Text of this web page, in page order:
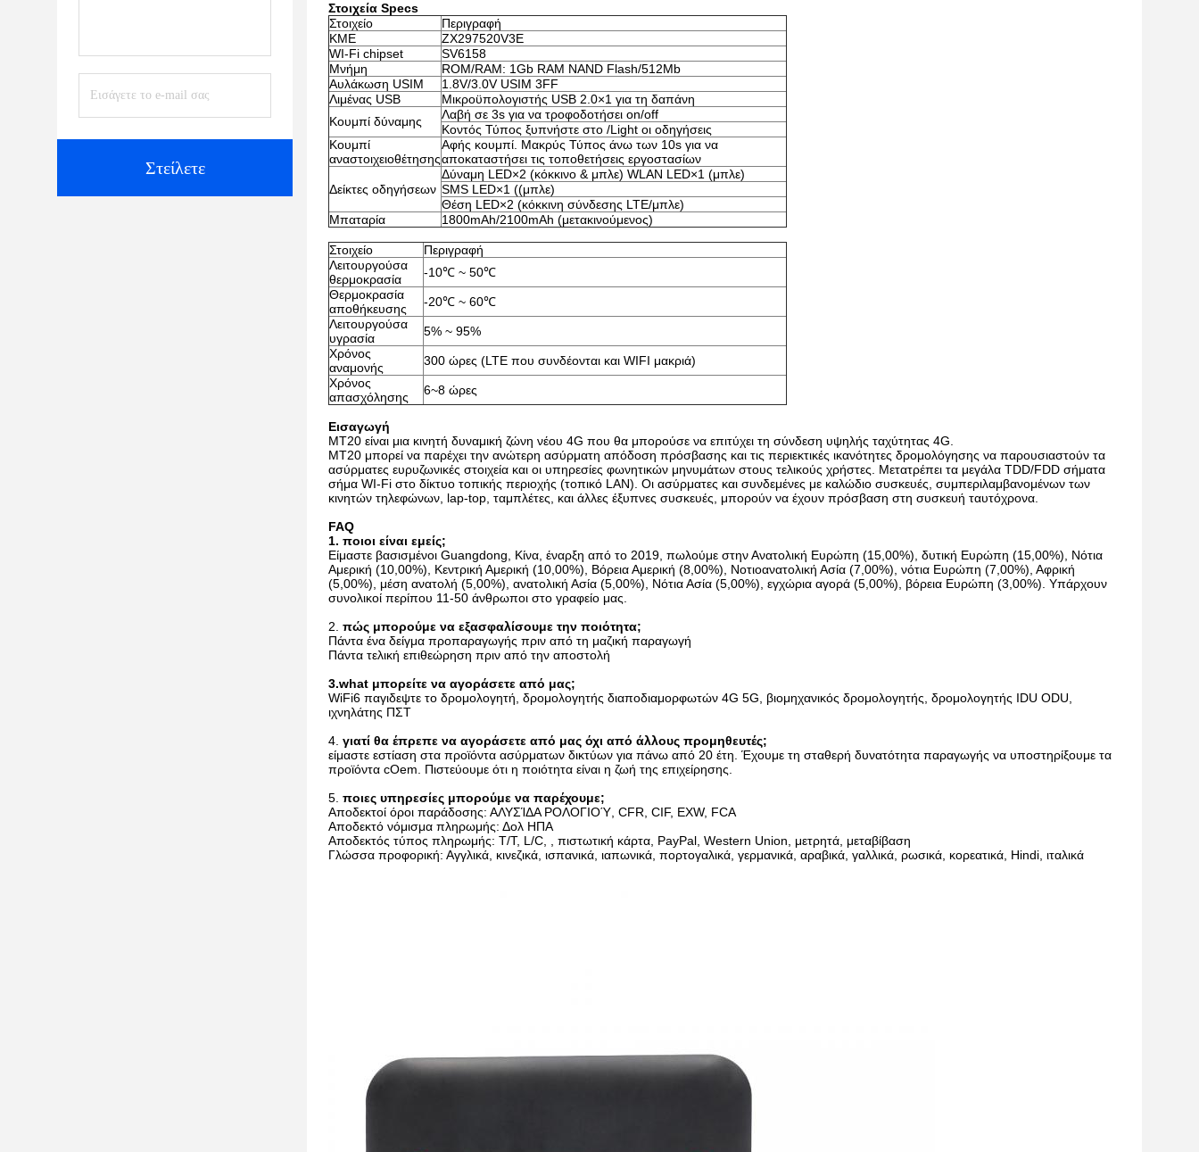
Στείλετε
Στοιχεία Specs
Στοιχείο
Περιγραφή
ΚΜΕ
ZX297520V3E
WI-Fi chipset
SV6158
Μνήμη
ROM/RAM: 1Gb RAM NAND Flash/512Mb
Αυλάκωση USIM
1.8V/3.0V USIM 3FF
Λιμένας USB
Μικροϋπολογιστής USB 2.0×1 για τη δαπάνη
Κουμπί δύναμης
Λαβή σε 3s για να τροφοδοτήσει on/off
Κοντός Τύπος ξυπνήστε στο /Light οι οδηγήσεις
Κουμπί
αναστοιχειοθέτησης
Αφής κουμπί. Μακρύς Τύπος άνω των 10s για να
αποκαταστήσει τις τοποθετήσεις εργοστασίων
Δείκτες οδηγήσεων
Δύναμη LED×2 (κόκκινο & μπλε) WLAN LED×1 (μπλε)
SMS LED×1 ((μπλε)
Θέση LED×2 (κόκκινη σύνδεσης LTE/μπλε)
Μπαταρία
1800mAh/2100mAh (μετακινούμενος)
Στοιχείο
Περιγραφή
Λειτουργούσα
θερμοκρασία
-10℃ ~ 50℃
Θερμοκρασία
αποθήκευσης
-20℃ ~ 60℃
Λειτουργούσα
υγρασία
5% ~ 95%
Χρόνος
αναμονής
300 ώρες (LTE που συνδέονται και WIFI μακριά)
Χρόνος
απασχόλησης
6~8 ώρες
Εισαγωγή
MT20 είναι μια κινητή δυναμική ζώνη νέου 4G που θα μπορούσε να επιτύχει τη σύνδεση υψηλής ταχύτητας 4G.
MT20 μπορεί να παρέχει την ανώτερη ασύρματη απόδοση πρόσβασης και τις περιεκτικές ικανότητες δρομολόγησης να παρουσιαστούν τα
ασύρματες ευρυζωνικές στοιχεία και οι υπηρεσίες φωνητικών μηνυμάτων στους τελικούς χρήστες. Μετατρέπει τα μεγάλα TDD/FDD σήματα
σήμα WI-Fi στο δίκτυο τοπικής περιοχής (τοπικό LAN). Οι ασύρματες και συνδεμένες με καλώδιο συσκευές, συμπεριλαμβανομένων των
κινητών τηλεφώνων, lap-top, ταμπλέτες, και άλλες έξυπνες συσκευές, μπορούν να έχουν πρόσβαση στη συσκευή ταυτόχρονα.
FAQ
1. ποιοι είναι εμείς;
Είμαστε βασισμένοι Guangdong, Κίνα, έναρξη από το 2019, πωλούμε στην Ανατολική Ευρώπη (15,00%), δυτική Ευρώπη (15,00%), Νότια
Αμερική (10,00%), Κεντρική Αμερική (10,00%), Βόρεια Αμερική (8,00%), Νοτιοανατολική Ασία (7,00%), νότια Ευρώπη (7,00%), Αφρική
(5,00%), μέση ανατολή (5,00%), ανατολική Ασία (5,00%), Νότια Ασία (5,00%), εγχώρια αγορά (5,00%), βόρεια Ευρώπη (3,00%). Υπάρχουν
συνολικοί περίπου 11-50 άνθρωποι στο γραφείο μας.
2. πώς μπορούμε να εξασφαλίσουμε την ποιότητα;
Πάντα ένα δείγμα προπαραγωγής πριν από τη μαζική παραγωγή
Πάντα τελική επιθεώρηση πριν από την αποστολή
3.what μπορείτε να αγοράσετε από μας;
WiFi6 παγιδεψτε το δρομολογητή, δρομολογητής διαποδιαμορφωτών 4G 5G, βιομηχανικός δρομολογητής, δρομολογητής IDU ODU,
ιχνηλάτης ΠΣΤ
4. γιατί θα έπρεπε να αγοράσετε από μας όχι από άλλους προμηθευτές;
είμαστε εστίαση στα προϊόντα ασύρματων δικτύων για πάνω από 20 έτη. Έχουμε τη σταθερή δυνατότητα παραγωγής να υποστηρίξουμε τα
προϊόντα cOem. Πιστεύουμε ότι η ποιότητα είναι η ζωή της επιχείρησης.
5. ποιες υπηρεσίες μπορούμε να παρέχουμε;
Αποδεκτοί όροι παράδοσης: ΑΛΥΣΊΔΑ ΡΟΛΟΓΙΟΎ, CFR, CIF, EXW, FCA
Αποδεκτό νόμισμα πληρωμής: Δολ ΗΠΑ
Αποδεκτός τύπος πληρωμής: T/T, L/C, , πιστωτική κάρτα, PayPal, Western Union, μετρητά, μεταβίβαση
Γλώσσα προφορική: Αγγλικά, κινεζικά, ισπανικά, ιαπωνικά, πορτογαλικά, γερμανικά, αραβικά, γαλλικά, ρωσικά, κορεατικά, Hindi, ιταλικά